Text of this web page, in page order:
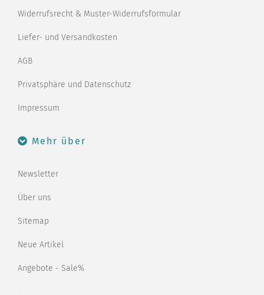
Widerrufsrecht & Muster-Widerrufsformular
Liefer- und Versandkosten
AGB
Privatsphäre und Datenschutz
Impressum
Mehr über
Newsletter
Über uns
Sitemap
Neue Artikel
Angebote - Sale%